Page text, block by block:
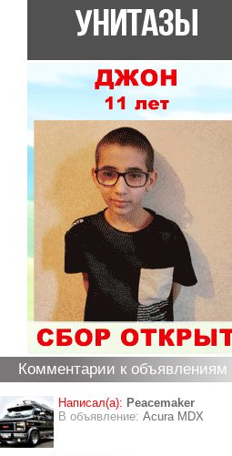
Комментарии к объявлениям
Написал(а): Peacemaker
В объявление: Acura MDX